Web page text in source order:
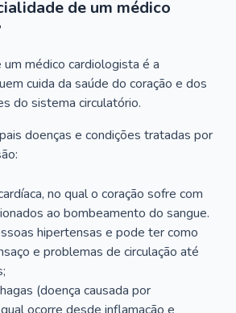
de um médico
médico cardiologista é a
cuida da saúde do coração e dos
do sistema circulatório.
doenças e condições tratadas por
no qual o coração sofre com
ao bombeamento do sangue.
hipertensas e pode ter como
e problemas de circulação até
(doença causada por